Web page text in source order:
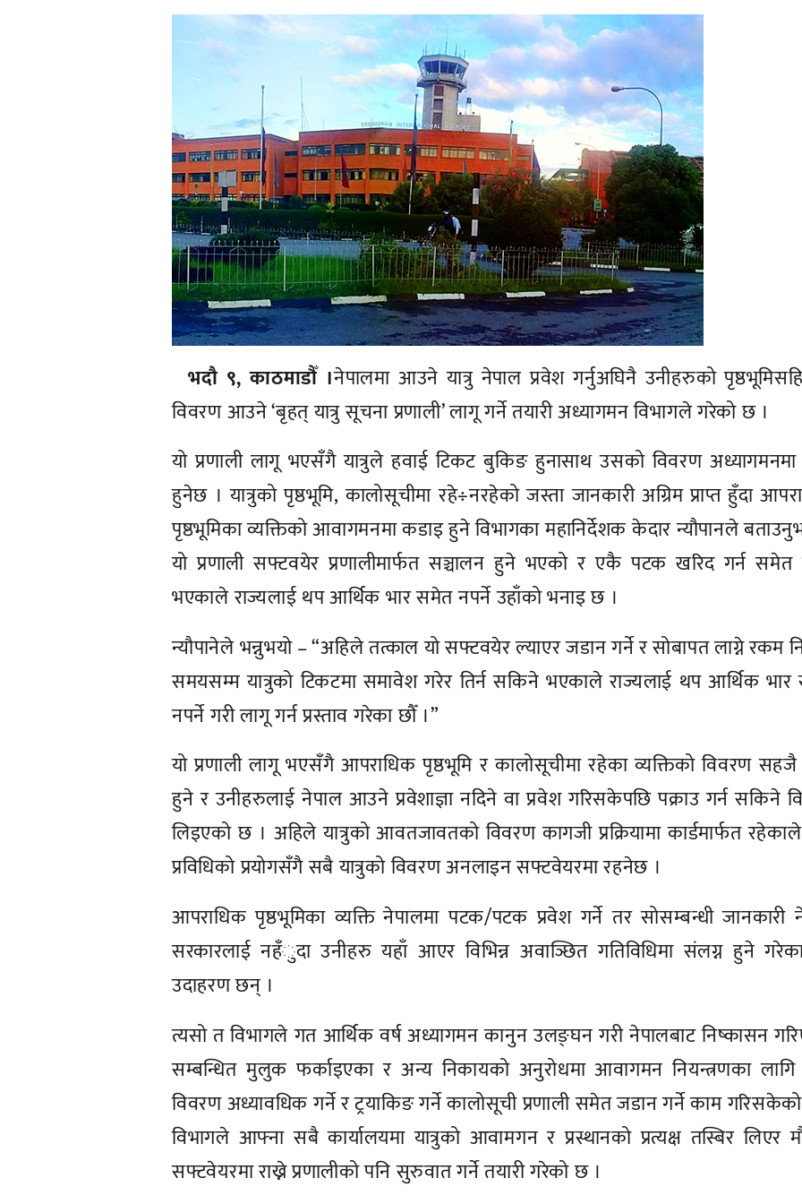
भदौ ९, काठमाडौँ ।नेपालमा आउने यात्रु नेपाल प्रवेश गर्नुअघिनै उनीहरुको
विवरण आउने ‘बृहत् यात्रु सूचना प्रणाली’ लागू गर्ने तयारी अध्यागमन विभागले गरेको छ ।
यो प्रणाली लागू भएसँगै यात्रुले हवाई टिकट बुकिङ हुनासाथ उसको विवरण अध्यागमनमा
हुनेछ । यात्रुको पृष्ठभूमि, कालोसूचीमा रहे÷नरहेको जस्ता जानकारी अग्रिम प्राप्त हुँदा
पृष्ठभूमिका व्यक्तिको आवागमनमा कडाइ हुने विभागका महानिर्देशक केदार न्यौपानले
यो प्रणाली सफ्टवयेर प्रणालीमार्फत सञ्चालन हुने भएको र एकै पटक खरिद गर्न समेत
भएकाले राज्यलाई थप आर्थिक भार समेत नपर्ने उहाँको भनाइ छ ।
न्यौपानेले भन्नुभयो – “अहिले तत्काल यो सफ्टवयेर ल्याएर जडान गर्ने र सोबापत लाग्ने रकम
समयसम्म यात्रुको टिकटमा समावेश गरेर तिर्न सकिने भएकाले राज्यलाई थप आर्थिक
नपर्ने गरी लागू गर्न प्रस्ताव गरेका छौँ ।”
यो प्रणाली लागू भएसँगै आपराधिक पृष्ठभूमि र कालोसूचीमा रहेका व्यक्तिको विवरण सहजै
हुने र उनीहरुलाई नेपाल आउने प्रवेशाज्ञा नदिने वा प्रवेश गरिसकेपछि पक्राउ गर्न सकिने
लिइएको छ । अहिले यात्रुको आवतजावतको विवरण कागजी प्रक्रियामा कार्डमार्फत
प्रविधिको प्रयोगसँगै सबै यात्रुको विवरण अनलाइन सफ्टवेयरमा रहनेछ ।
आपराधिक पृष्ठभूमिका व्यक्ति नेपालमा पटक/पटक प्रवेश गर्ने तर सोसम्बन्धी जानकारी
सरकारलाई नहँुदा उनीहरु यहाँ आएर विभिन्न अवाञ्छित गतिविधिमा संलग्न हुने
उदाहरण छन् ।
त्यसो त विभागले गत आर्थिक वर्ष अध्यागमन कानुन उलङ्घन गरी नेपालबाट निष्कासन
सम्बन्धित मुलुक फर्काइएका र अन्य निकायको अनुरोधमा आवागमन नियन्त्रणका लागि
विवरण अध्यावधिक गर्ने र ट्रयाकिङ गर्ने कालोसूची प्रणाली समेत जडान गर्ने काम
विभागले आफ्ना सबै कार्यालयमा यात्रुको आवामगन र प्रस्थानको प्रत्यक्ष तस्बिर लिएर
सफ्टवेयरमा राख्ने प्रणालीको पनि सुरुवात गर्ने तयारी गरेको छ ।